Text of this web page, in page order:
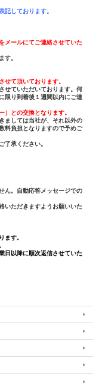
記しております。
メールにてご連絡させていた
す。
て頂いております。
せていただいております。何
限り到着後１週間以内にご連
）との交換となります。
ましては当社が、それ以外の
料負担となりますので予めご
了承ください。
ん。自動応答メッセージでの
いただきますようお願いいた
ます。
日以降に順次返信させていた